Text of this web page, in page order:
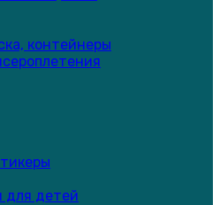
контейнеры
для детей